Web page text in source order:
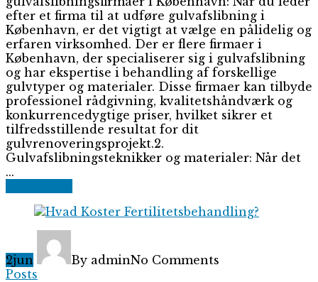
efter et firma til at udføre gulvafslibning i
København, er det vigtigt at vælge en pålidelig og
erfaren virksomhed. Der er flere firmaer i
København, der specialiserer sig i gulvafslibning
og har ekspertise i behandling af forskellige
gulvtyper og materialer. Disse firmaer kan tilbyde
professionel rådgivning, kvalitetshåndværk og
konkurrencedygtige priser, hvilket sikrer et
tilfredsstillende resultat for dit
gulvrenoveringsprojekt.2.
Gulvafslibningsteknikker og materialer: Når det
...
2jun By adminNo Comments
Posts